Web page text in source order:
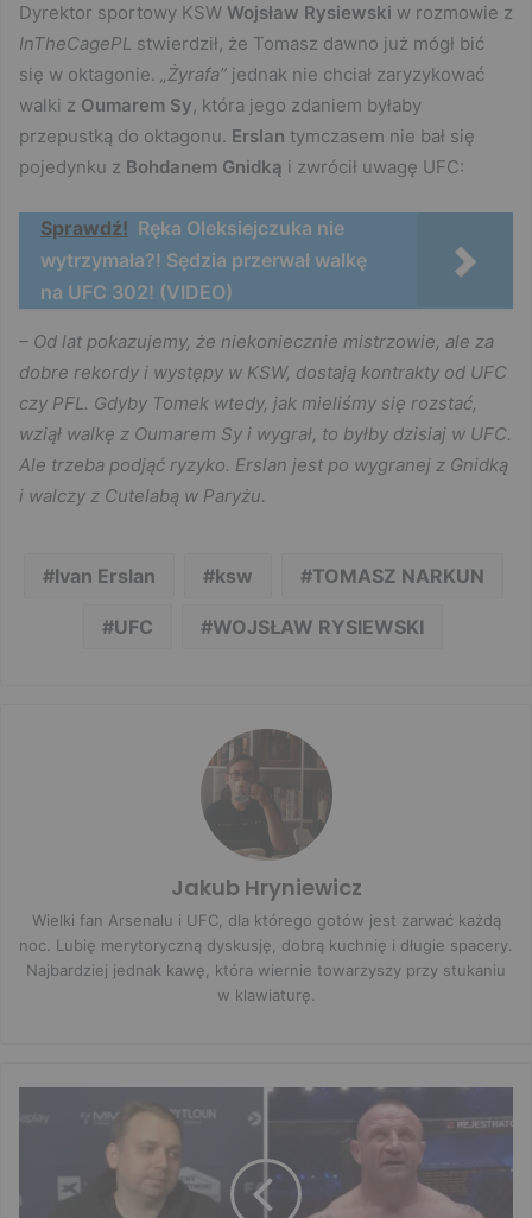
Dyrektor sportowy KSW Wojsław Rysiewski w rozmowie z
InTheCagePL stwierdził, że Tomasz dawno już mógł bić
się w oktagonie. „Żyrafa” jednak nie chciał zaryzykować
walki z Oumarem Sy, która jego zdaniem byłaby
przepustką do oktagonu. Erslan tymczasem nie bał się
pojedynku z Bohdanem Gnidką i zwrócił uwagę UFC:
Sprawdź! Ręka Oleksiejczuka nie
wytrzymała?! Sędzia przerwał walkę
na UFC 302! (VIDEO)
– Od lat pokazujemy, że niekoniecznie mistrzowie, ale za
dobre rekordy i występy w KSW, dostają kontrakty od UFC
czy PFL. Gdyby Tomek wtedy, jak mieliśmy się rozstać,
wziął walkę z Oumarem Sy i wygrał, to byłby dzisiaj w UFC.
Ale trzeba podjąć ryzyko. Erslan jest po wygranej z Gnidką
i walczy z Cutelabą w Paryżu.
Ivan Erslan ksw TOMASZ NARKUN
UFC WOJSŁAW RYSIEWSKI
Jakub Hryniewicz
Wielki fan Arsenalu i UFC, dla którego gotów jest zarwać każdą
noc. Lubię merytoryczną dyskusję, dobrą kuchnię i długie spacery.
Najbardziej jednak kawę, która wiernie towarzyszy przy stukaniu
w klawiaturę.